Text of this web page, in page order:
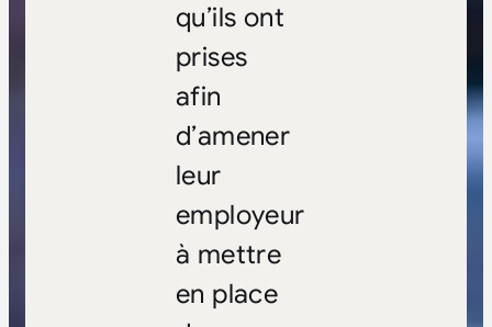
qu’ils ont
prises
afin
d’amener
leur
employeur
à mettre
en place